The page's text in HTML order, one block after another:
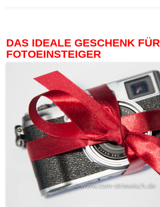
DAS IDEALE GESCHENK FÜR
FOTOEINSTEIGER